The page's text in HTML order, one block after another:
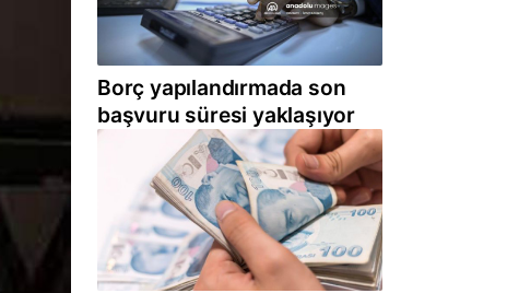
Borç yapılandırmada son
başvuru süresi yaklaşıyor